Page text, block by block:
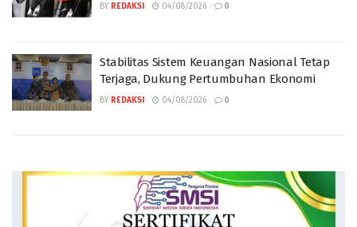
BY REDAKSI 04/08/2026 0
Stabilitas Sistem Keuangan Nasional Tetap
Terjaga, Dukung Pertumbuhan Ekonomi
BY REDAKSI 04/08/2026 0